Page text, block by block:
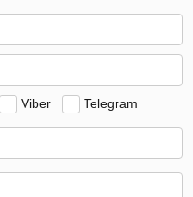
Viber Telegram